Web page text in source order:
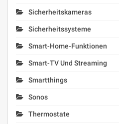
Sicherheitskameras
Sicherheitssysteme
Smart-Home-Funktionen
Smart-TV Und Streaming
Smartthings
Sonos
Thermostate